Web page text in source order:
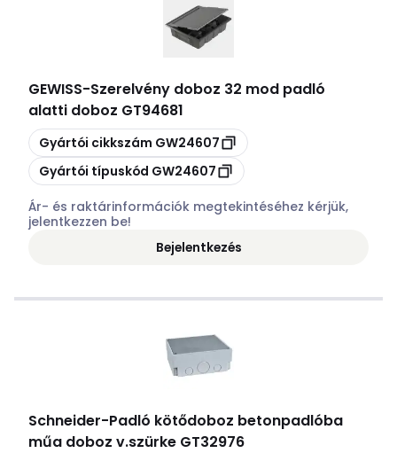
GEWISS-Szerelvény doboz 32 mod padló
alatti doboz GT94681
Másolás
Gyártói cikkszám GW24607
Másolás
Gyártói típuskód GW24607
Ár- és raktárinformációk megtekintéséhez kérjük,
jelentkezzen be!
Bejelentkezés
Schneider-Padló kötődoboz betonpadlóba
műa doboz v.szürke GT32976